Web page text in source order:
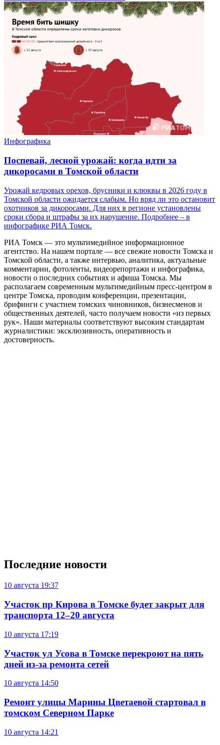
Инфографика
Поспевай, лесной урожай: когда идти за
дикоросами в Томской области
Урожай кедровых орехов, брусники и клюквы в 2026 году в
Томской области ожидается слабым. Но вряд ли это остановит
охотников за дикоросами. Для них в регионе установлены
сроки сбора и штрафы за их нарушение. Подробнее – в
инфографике РИА Томск.
РИА Томск — это мультимедийное информационное
агентство. На нашем портале — все свежие новости Томска и
Томской области, а также интервью, аналитика, актуальные
комментарии, фотоленты, видеорепортажи и инфографика,
новости о последних событиях и афиша Томска. Мы
располагаем современным мультимедийным пресс-центром в
центре Томска, проводим конференции, презентации,
брифинги с участием томских чиновников, бизнесменов и
общественных деятелей, часто получаем новости «из первых
рук». Наши материалы соответствуют высоким стандартам
журналистики: эксклюзивность, оперативность и
достоверность.
Последние новости
10 августа 19:37
Участок пр Кирова в Томске будет закрыт для
транспорта 12–20 августа
10 августа 17:19
Участок ул Усова в Томске перекроют на пять
дней из-за ремонта сетей
10 августа 14:50
Ремонт улицы Марины Цветаевой стартовал в
томском Северном Парке
10 августа 14:21